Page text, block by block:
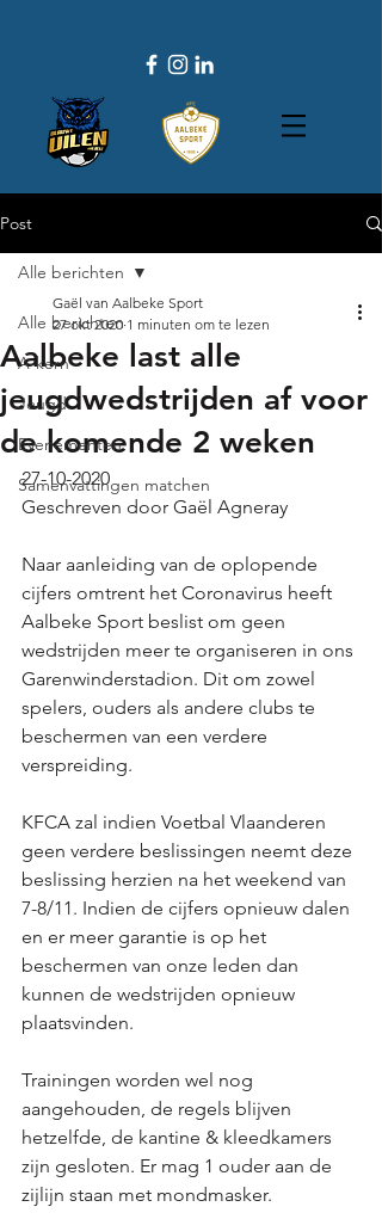
Post
Alle berichten
A-kern
Jeugd
Evenementen
Samenvattingen matchen
Alle berichten
Aalbeke last alle
jeugdwedstrijden af voor
de komende 2 weken
Gaël van Aalbeke Sport
27 okt 2020 1 minuten om te lezen
27-10-2020
Geschreven door Gaël Agneray
Naar aanleiding van de oplopende
cijfers omtrent het Coronavirus heeft
Aalbeke Sport beslist om geen
wedstrijden meer te organiseren in ons
Garenwinderstadion. Dit om zowel
spelers, ouders als andere clubs te
beschermen van een verdere
verspreiding.
KFCA zal indien Voetbal Vlaanderen
geen verdere beslissingen neemt deze
beslissing herzien na het weekend van
7-8/11. Indien de cijfers opnieuw dalen
en er meer garantie is op het
beschermen van onze leden dan
kunnen de wedstrijden opnieuw
plaatsvinden.
Trainingen worden wel nog
aangehouden, de regels blijven
hetzelfde, de kantine & kleedkamers
zijn gesloten. Er mag 1 ouder aan de
zijlijn staan met mondmasker.